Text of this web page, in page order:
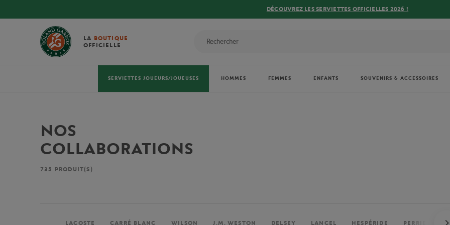
DÉCOUVREZ LES SERVIETTES OFFICIELLES 2026 !
LA BOUTIQUE
OFFICIELLE
SERVIETTES JOUEURS/JOUEUSES HOMMES FEMMES ENFANTS SOUVENIRS & ACCESSOIRES
NOS
COLLABORATIONS
735 PRODUIT(S)
LACOSTE CARRÉ BLANC WILSON J.M. WESTON DELSEY LANCEL HESPÉRIDE PERRIER